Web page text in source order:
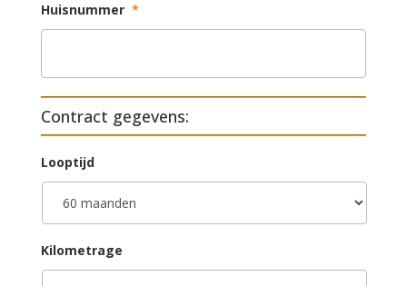
Huisnummer *
Contract gegevens:
Looptijd
Kilometrage